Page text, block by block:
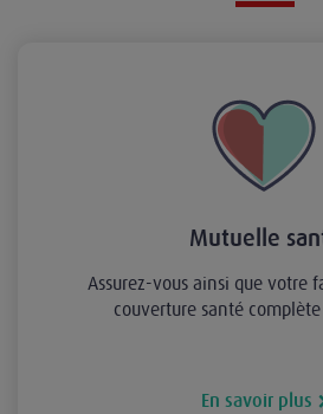
Mutuelle
Assurez-vous ainsi que votre
couverture santé
En savoir plus